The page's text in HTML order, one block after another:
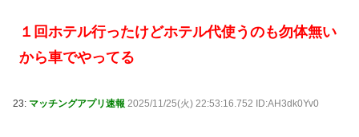
１回ホテル行ったけどホテル代使うのも勿体無い
から車でやってる
23: マッチングアプリ速報 2025/11/25(火) 22:53:16.752 ID:AH3dk0Yv0